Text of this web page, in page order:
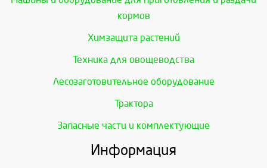
кормов
Химзащита растений
Техника для овощеводства
Лесозаготовительное оборудование
Трактора
Запасные части и комплектующие
Информация